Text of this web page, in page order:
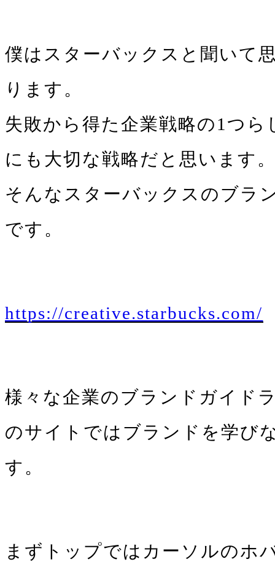
僕はスターバックスと聞いて
ります。
失敗から得た企業戦略の1つ
にも大切な戦略だと思います
そんなスターバックスのブラ
です。
https://creative.starbucks.com/
様々な企業のブランドガイド
のサイトではブランドを学び
す。
まずトップではカーソルのホ